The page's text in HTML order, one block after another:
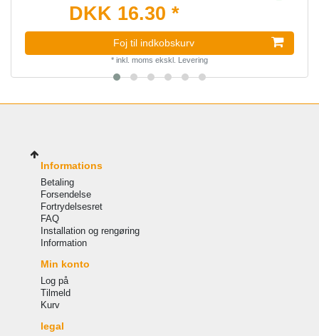
DKK 16.30 *
Foj til indkobskurv
* inkl. moms ekskl. Levering
Informations
Betaling
Forsendelse
Fortrydelsesret
FAQ
Installation og rengøring
Information
Min konto
Log på
Tilmeld
Kurv
legal